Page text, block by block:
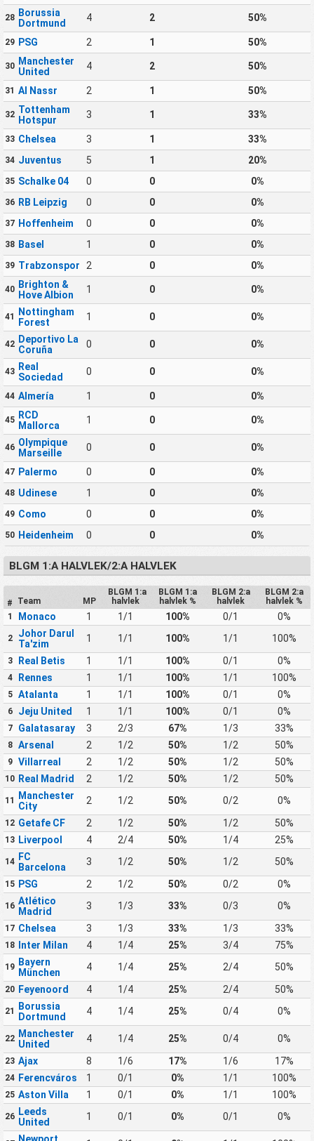
28 Borussia
Dortmund
4 2 50%
29 PSG 2 1 50%
30 Manchester
United
4 2 50%
31 Al Nassr 2 1 50%
32 Tottenham
Hotspur
3 1 33%
33 Chelsea 3 1 33%
34 Juventus 5 1 20%
35 Schalke 04 0 0 0%
36 RB Leipzig 0 0 0%
37 Hoffenheim 0 0 0%
38 Basel 1 0 0%
39 Trabzonspor 2 0 0%
40 Brighton &
Hove Albion
1 0 0%
41 Nottingham
Forest
1 0 0%
42 Deportivo La
Coruña
0 0 0%
43 Real
Sociedad
0 0 0%
44 Almería 1 0 0%
45 RCD
Mallorca
1 0 0%
46 Olympique
Marseille
0 0 0%
47 Palermo 0 0 0%
48 Udinese 1 0 0%
49 Como 0 0 0%
50 Heidenheim 0 0 0%
BLGM 1:A HALVLEK/2:A HALVLEK
# Team MP
BLGM 1:a
halvlek
BLGM 1:a
halvlek %
BLGM 2:a
halvlek
BLGM 2:a
halvlek %
1
Monaco 1 1/1 100% 0/1 0%
2
Johor Darul
Ta'zim
1 1/1 100% 1/1 100%
3 Real Betis 1 1/1 100% 0/1 0%
4 Rennes 1 1/1 100% 1/1 100%
5 Atalanta 1 1/1 100% 0/1 0%
6 Jeju United 1 1/1 100% 0/1 0%
7 Galatasaray 3 2/3 67% 1/3 33%
8 Arsenal 2 1/2 50% 1/2 50%
9 Villarreal 2 1/2 50% 1/2 50%
10 Real Madrid 2 1/2 50% 1/2 50%
11
Manchester
City
2 1/2 50% 0/2 0%
12 Getafe CF 2 1/2 50% 1/2 50%
13 Liverpool 4 2/4 50% 1/4 25%
14 FC
Barcelona
3 1/2 50% 1/2 50%
15 PSG 2 1/2 50% 0/2 0%
16 Atlético
Madrid
3 1/3 33% 0/3 0%
17 Chelsea 3 1/3 33% 1/3 33%
18 Inter Milan 4 1/4 25% 3/4 75%
19 Bayern
München
4 1/4 25% 2/4 50%
20 Feyenoord 4 1/4 25% 2/4 50%
21
Borussia
Dortmund
4 1/4 25% 0/4 0%
22 Manchester
United
4 1/4 25% 0/4 0%
23 Ajax 8 1/6 17% 1/6 17%
24 Ferencváros 1 0/1 0% 1/1 100%
25 Aston Villa 1 0/1 0% 1/1 100%
26 Leeds
United
1 0/1 0% 0/1 0%